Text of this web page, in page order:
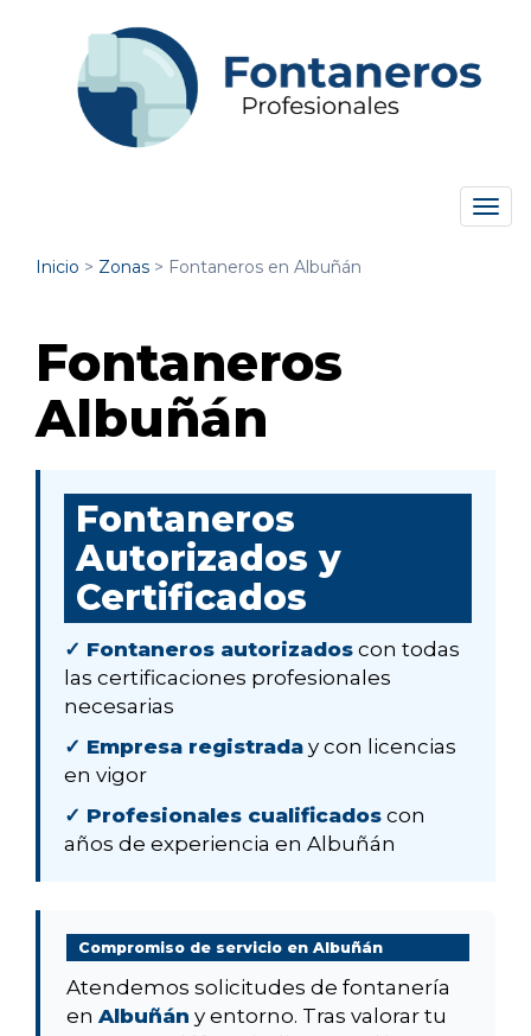
Inicio > Zonas > Fontaneros en Albuñán
Fontaneros
Albuñán
Fontaneros
Autorizados y
Certificados
✓ Fontaneros autorizados con todas
las certificaciones profesionales
necesarias
✓ Empresa registrada y con licencias
en vigor
✓ Profesionales cualificados con
años de experiencia en Albuñán
Compromiso de servicio en Albuñán
Atendemos solicitudes de fontanería
en Albuñán y entorno. Tras valorar tu